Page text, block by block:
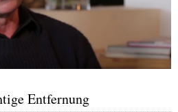
Entfernung